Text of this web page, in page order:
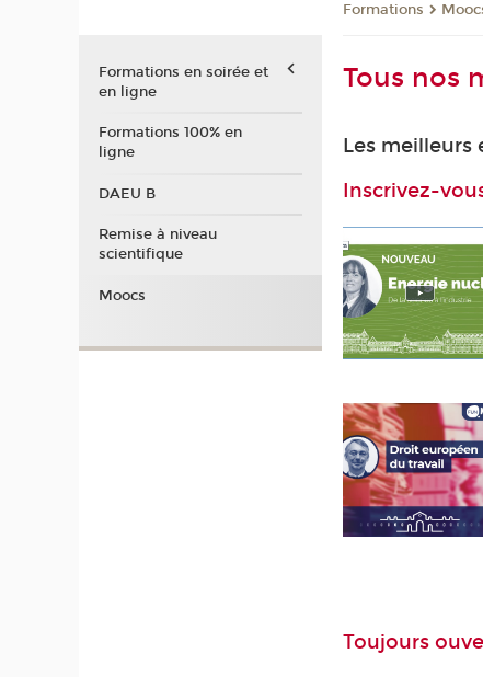
Formations
Tous nos
Les meilleurs
Inscrivez-
Toujours
Formations en soirée et
en ligne
Formations 100% en
ligne
DAEU B
Remise à niveau
scientifique
Moocs